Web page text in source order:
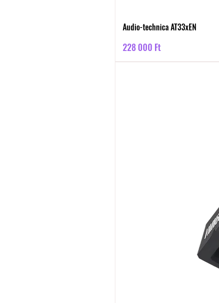
Audio-technica AT33xEN
Ár
228 000 Ft